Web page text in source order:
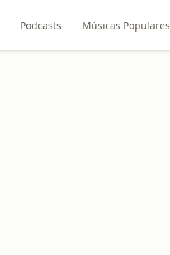
Podcasts Músicas Populares